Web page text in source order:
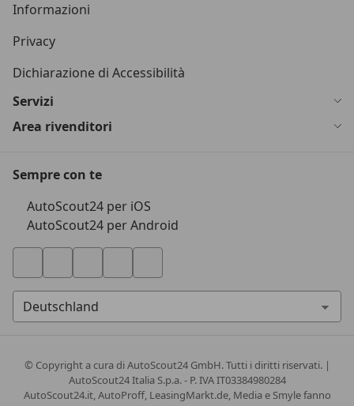
Informazioni
Privacy
Dichiarazione di Accessibilità
Servizi
Area rivenditori
Sempre con te
AutoScout24 per iOS
AutoScout24 per Android
© Copyrighta cura di AutoScout24 GmbH. Tutti i diritti riservati. |
AutoScout24 Italia S.p.a. - P. IVA IT03384980284
AutoScout24.it, AutoProff, LeasingMarkt.de, Media e Smyle fanno